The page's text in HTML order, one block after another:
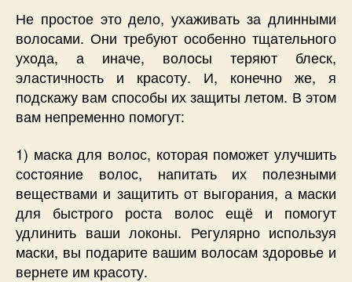
Не простое это дело, ухаживать за длинными
волосами. Они требуют особенно тщательного
ухода, а иначе, волосы теряют блеск,
эластичность и красоту. И, конечно же, я
подскажу вам способы их защиты летом. В этом
вам непременно помогут:
1) маска для волос, которая поможет улучшить
состояние волос, напитать их полезными
веществами и защитить от выгорания, а маски
для быстрого роста волос ещё и помогут
удлинить ваши локоны. Регулярно используя
маски, вы подарите вашим волосам здоровье и
вернете им красоту.